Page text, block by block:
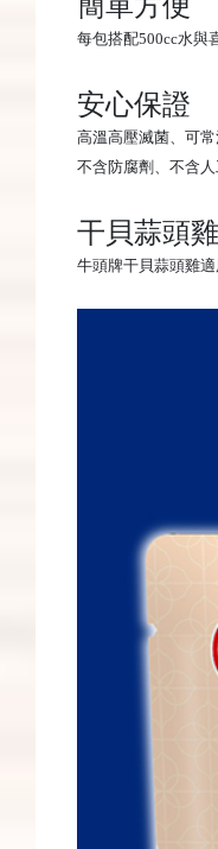
每包搭配500cc水與
安心保證
高溫高壓滅菌、可
不含防腐劑、不含
干貝蒜頭
牛頭牌干貝蒜頭雞